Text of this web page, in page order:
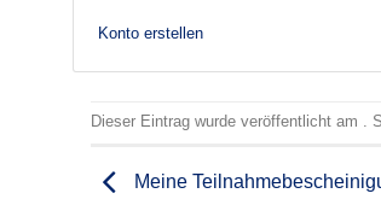
Konto erstellen
Dieser Eintrag wurde veröffentlicht am .
Meine